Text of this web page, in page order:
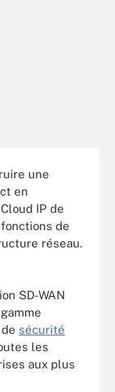
une
en
IP de
de
réseau.
SD-WAN
sécurité
les
aux plus